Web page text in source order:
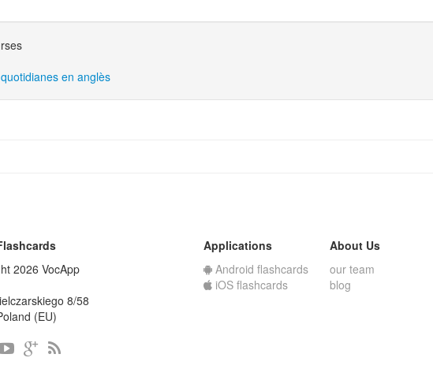
en anglès
2026 VocApp
8/58
(EU)
Applications
Android flashcards
iOS flashcards
About Us
our team
blog